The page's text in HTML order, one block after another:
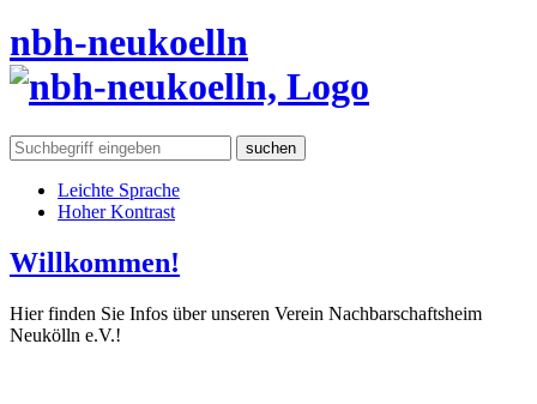
nbh-neukoelln
Leichte Sprache
Hoher Kontrast
Willkommen!
Hier finden Sie Infos über unseren Verein Nachbarschaftsheim
Neukölln e.V.!